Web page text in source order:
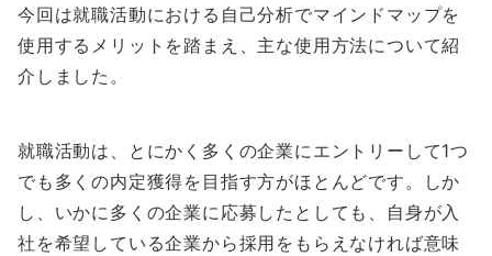
今回は就職活動における自己分析でマインドマップを
使用するメリットを踏まえ、主な使用方法について紹
介しました。
就職活動は、とにかく多くの企業にエントリーして1つ
でも多くの内定獲得を目指す方がほとんどです。しか
し、いかに多くの企業に応募したとしても、自身が入
社を希望している企業から採用をもらえなければ意味